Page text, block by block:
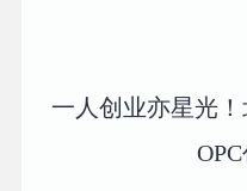
一人创业亦星光